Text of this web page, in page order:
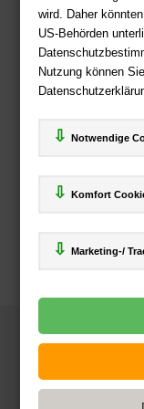
wird. Daher
US-Behörden
Nutzung können
Notwendige
Komfort
Marketing-/
Deutsche-
www.deutsche-
Powered by Inooga